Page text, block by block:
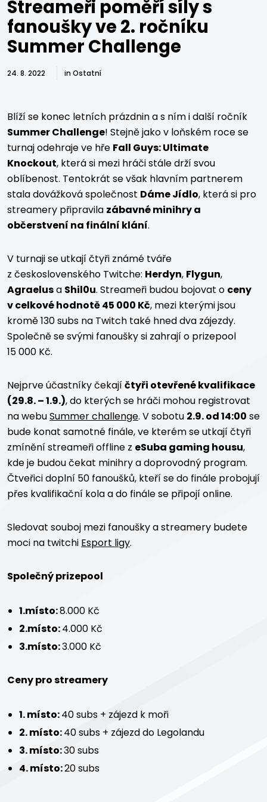
Streameři poměří síly s
fanoušky ve 2. ročníku
Summer Challenge
24. 8. 2022 inOstatní
Blíží se konec letních prázdnin a s ním i další ročník
Summer Challenge! Stejně jako v loňském roce se
turnaj odehraje ve hře Fall Guys: Ultimate
Knockout, která si mezi hráči stále drží svou
oblíbenost. Tentokrát se však hlavním partnerem
stala dovážková společnost Dáme Jídlo, která si pro
streamery připravila zábavné minihry a
občerstvení na finální klání.
V turnaji se utkají čtyři známé tváře
z československého Twitche: Herdyn, Flygun,
Agraelusa Shil0u. Streameři budou bojovat o ceny
v celkové hodnotě 45 000 Kč, mezi kterými jsou
kromě 130 subs na Twitch také hned dva zájezdy.
Společně se svými fanoušky si zahrají o prizepool
15 000 Kč.
Nejprve účastníky čekajíčtyři otevřené kvalifikace
(29.8. – 1.9.), do kterých se hráči mohou registrovat
na webuSummer challenge. V sobotu 2.9. od 14:00 se
bude konat samotné finále, ve kterém se utkají čtyři
zmínění streameři offline z eSuba gaming housu,
kde je budou čekat minihry a doprovodný program.
Čtveřici doplní 50 fanoušků, kteří se do finále probojují
přes kvalifikační kola a do finále se připojí online.
Sledovat souboj mezi fanoušky a streamery budete
moci na twitchi Esport ligy.
Společný prizepool
1.místo:8.000 Kč
2.místo:4.000 Kč
3.místo:3.000 Kč
Ceny pro streamery
1. místo:40 subs + zájezd k moři
2. místo:40 subs + zájezd do Legolandu
3. místo:30 subs
4. místo:20 subs